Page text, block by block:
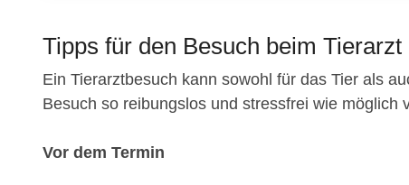
Tipps für den Besuch beim
Ein Tierarztbesuch kann sowohl für das Tier als
Besuch so reibungslos und stressfrei wie
Vor dem Termin